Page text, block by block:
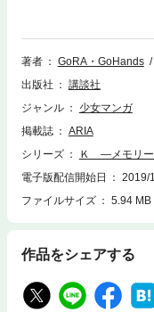
れない《吠舞羅》の面々
ナ、そして十束など各メ
ny Day」を収録…雨が思い
著者
GoRA・GoHands
出版社
講談社
ジャンル
少女マンガ
掲載誌
ARIA
シリーズ
Ｋ ―メモリ
電子版配信開始日
2019/
ファイルサイズ
5.94 MB
作品をシェアする